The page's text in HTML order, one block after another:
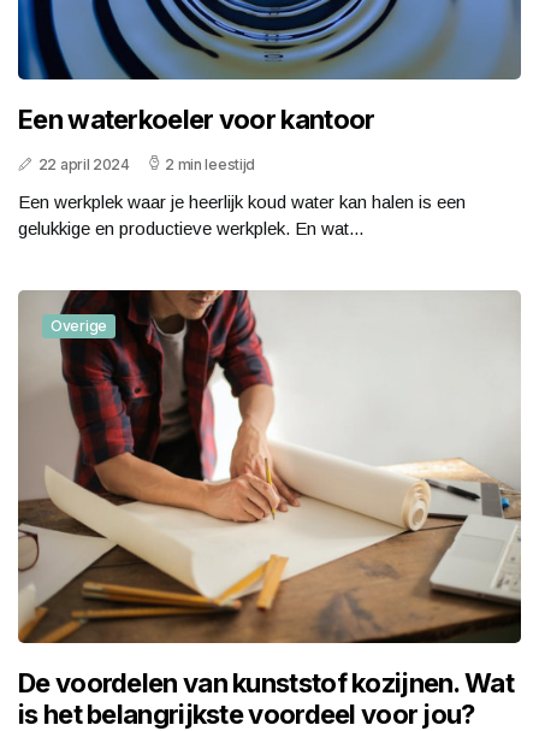
Een waterkoeler voor kantoor
22 april 2024 2 min leestijd
Een werkplek waar je heerlijk koud water kan halen is een
gelukkige en productieve werkplek. En wat...
Overige
De voordelen van kunststof kozijnen. Wat
is het belangrijkste voordeel voor jou?